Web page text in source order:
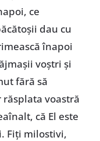
ce
dau cu
înapoi
voștri și
fără să
voastră
că El este
Fiți milostivi,